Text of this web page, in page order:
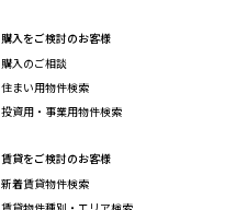
購入をご検討のお客様
購入のご相談
住まい用物件検索
投資用・事業用物件検索
賃貸をご検討のお客様
新着賃貸物件検索